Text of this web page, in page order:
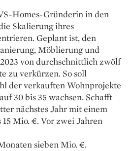
Homes-­Gründerin in den
Skalierung ihres
Geplant ist, den
Möblierung und
von durchschnittlich zwölf
zu verkürzen. So soll
der verkauften Wohn­projekte
30 bis 35 wachsen. Schafft
nächstes Jahr mit einem
Mio. €. Vor zwei Jahren
sieben Mio. €.